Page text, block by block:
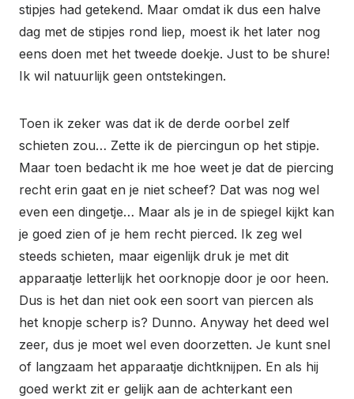
stipjes had getekend. Maar omdat ik dus een halve
dag met de stipjes rond liep, moest ik het later nog
eens doen met het tweede doekje. Just to be shure!
Ik wil natuurlijk geen ontstekingen.
Toen ik zeker was dat ik de derde oorbel zelf
schieten zou… Zette ik de piercingun op het stipje.
Maar toen bedacht ik me hoe weet je dat de piercing
recht erin gaat en je niet scheef? Dat was nog wel
even een dingetje… Maar als je in de spiegel kijkt kan
je goed zien of je hem recht pierced. Ik zeg wel
steeds schieten, maar eigenlijk druk je met dit
apparaatje letterlijk het oorknopje door je oor heen.
Dus is het dan niet ook een soort van piercen als
het knopje scherp is? Dunno. Anyway het deed wel
zeer, dus je moet wel even doorzetten. Je kunt snel
of langzaam het apparaatje dichtknijpen. En als hij
goed werkt zit er gelijk aan de achterkant een